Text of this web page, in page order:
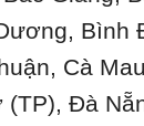
Bình
Cà
(TP), Đà